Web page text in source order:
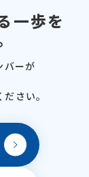
一歩を
バーが
さい。